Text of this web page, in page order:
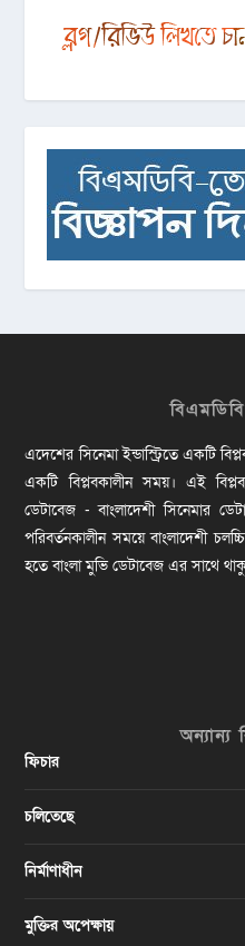
এদেশের সিনেমা ইন্ডাস্ট্রিতে একটি
একটি বিপ্লবকালীন সময়। এই
ডেটাবেজ - বাংলাদেশী সিনেমার
পরিবর্তনকালীন সময়ে বাংলাদেশী
হতে বাংলা মুভি ডেটাবেজ এর সাথে
অন্যান্য
ফিচার
চলিতেছে
নির্মাণাধীন
মুক্তির অপেক্ষায়